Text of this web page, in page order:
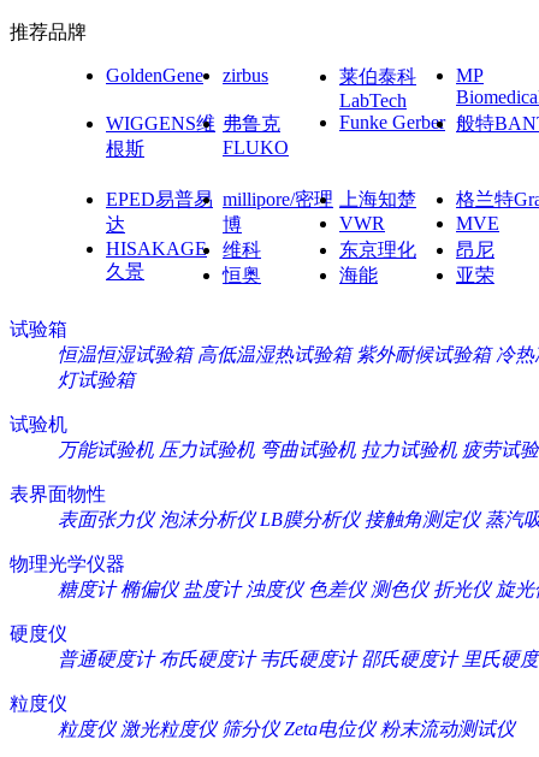
推荐品牌
GoldenGene zirbus
莱伯泰科
LabTech
MP
WIGGENS维
根斯
弗鲁克
FLUKO
Funke Gerber 般特
EPED易普易
达
millipore/密理
博
上海知楚
格兰特
VWR
MVE
HISAKAGE
久景
维科 东京理化
昂尼
恒奥
海能 亚荣
试验箱
恒温恒湿试验箱 高低温湿热试验箱 紫外耐候试验箱 冷热
灯试验箱
试验机
万能试验机 压力试验机 弯曲试验机 拉力试验机 疲劳试
表界面物性
表面张力仪 泡沫分析仪 LB膜分析仪 接触角测定仪 蒸汽
物理光学仪器
糖度计 椭偏仪 盐度计 浊度仪 色差仪 测色仪 折光仪 旋光
硬度仪
普通硬度计 布氏硬度计 韦氏硬度计 邵氏硬度计 里氏硬
粒度仪
粒度仪 激光粒度仪 筛分仪 Zeta电位仪 粉末流动测试仪